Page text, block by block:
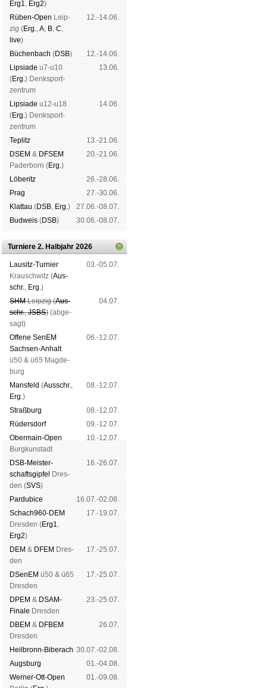
Erg1, Erg2)
Rüben-Open Leip­
zig (Erg.,A, B, C,
live)
12.-14.06.
Büchen­bach (DSB)
12.-14.06.
Lipsiade u7-u10
(Erg.) Denk­sport­
zen­trum
13.06.
Lipsiade u12-u18
(Erg.) Denk­sport­
zen­trum
14.06.
Tep­litz
13.-21.06.
DSEM & DFSEM
Pader­born (Erg.)
20.-21.06.
Lö­be­ritz
26.-28.06.
Prag
27.-30.06.
Klat­tau (DSB, Erg.)
27.06.-08.07.
Bud­weis (DSB) 30.06.-08.07.
Turniere 2. Halbjahr 2026
Lau­sitz-Tur­nier
Krausch­witz (Aus­
schr., Erg.)
03.-05.07.
SHMLeip­zig (Aus­
schr.,JSBS) (ab­ge­
sagt)
04.07.
Offene SenEM
Sach­sen-An­halt
ü50 & ü65 Mag­de­
burg
06.-12.07.
Mans­feld (Aus­schr.,
Erg.)
08.-12.07.
Straß­burg
08.-12.07.
Rüders­dorf
09.-12.07.
Ober­main-Open
Burg­kun­stadt
10.-12.07.
DSB-Meister­
schafts­gipfel
Dres­
den (SVS)
16.-26.07.
Pardu­bice
16.07.-02.08.
Schach960-DEM
Dres­den (Erg1,
Erg2)
17.-19.07.
DEM & DFEM Dres­
den
17.-25.07.
DSenEM ü50 & ü65
Dres­den
17.-25.07.
DPEM & DSAM-
Finale Dres­den
23.-25.07.
DBEM & DFBEM
Dres­den
26.07.
Heil­bronn-Bi­ber­ach 30.07.-02.08.
Augs­burg
01.-04.08.
Werner-Ott-Open
01.-09.08.